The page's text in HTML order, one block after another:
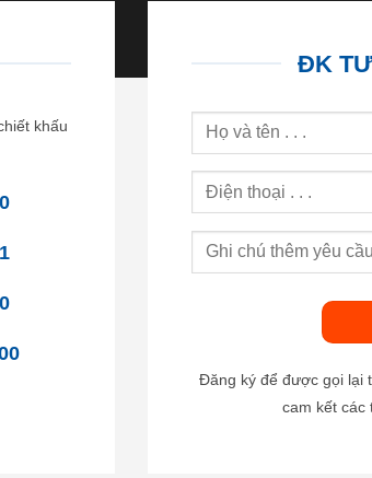
khấu
ĐK
Đăng ký để được gọi lại
cam kết các